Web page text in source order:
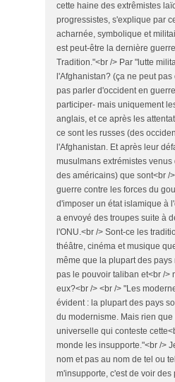
cette haine des extrêmistes
progressistes, s'explique par
acharnée, symbolique et
est peut-être la dernière
Tradition."<br /> Par "lutte
l'Afghanistan? (ça ne peut
pas parler d'occident en
participer- mais uniquement
anglais, et ce après les
ce sont les russes (des
l'Afghanistan. Et après leur
musulmans extrémistes
des américains) que sont<br /
guerre contre les forces du
d'imposer un état islamique à
a envoyé des troupes suite à
l'ONU.<br /> Sont-ce les
théâtre, cinéma et musique
même que la plupart des
pas le pouvoir taliban et<br />
eux?<br /> <br /> "Les
évident : la plupart des pays
du modernisme. Mais rien
universelle qui conteste
monde les insupporte."<br />
nom et pas au nom de tel ou
m'insupporte, c'est de voir